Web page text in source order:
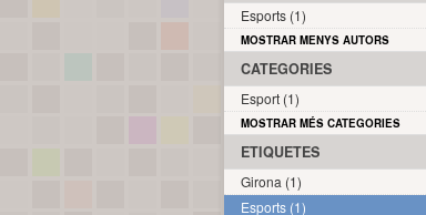
Esports (1)
MOSTRAR MENYS AUTORS
CATEGORIES
Esport (1)
MOSTRAR MÉS CATEGORIES
ETIQUETES
Girona (1)
Esports (1)